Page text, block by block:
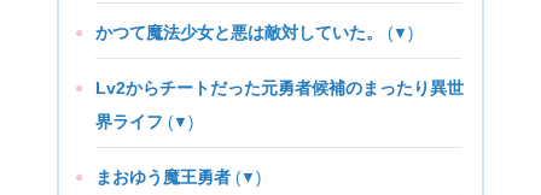
かつて魔法少女と悪は敵対していた。 (▼)
Lv2からチートだった元勇者候補のまったり異世
界ライフ (▼)
まおゆう魔王勇者 (▼)